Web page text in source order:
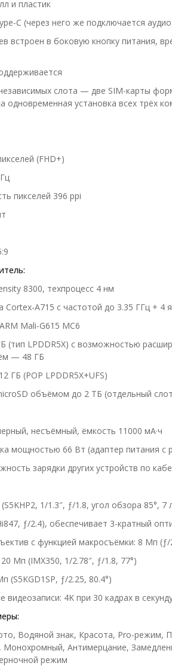
и пластик
C (через него же подключается
встроен в боковую кнопку питания,
слота — две SIM-карты
одновременная установка всех трёх
(FHD+)
пикселей 396 ppi
8300, техпроцесс 4 нм
Cortex-A715 с частотой до 3.35 ГГц + 4
Mali-G615 MC6
(тип LPDDR5X) с возможностью
— 48 ГБ
ГБ (POP LPDDR5X+UFS)
объёмом до 2 ТБ (отдельный
несъёмный, ёмкость 11000 мА·ч
мощностью 66 Вт (адаптер питания с
зарядки других устройств по
1/1.3″, ƒ/1.8, угол обзора 85°,
ƒ/2.4), обеспечивает 3-кратный
с функцией макросъёмки: 8 Мп (ƒ/
Мп (IMX350, 1/2.78″, ƒ/1.8, 77°)
(S5KGD1SP, ƒ/2.25, 80.4°)
4K при 30 кадрах в
Водяной знак, Красота, Pro-режим,
Антимерцание,
режим